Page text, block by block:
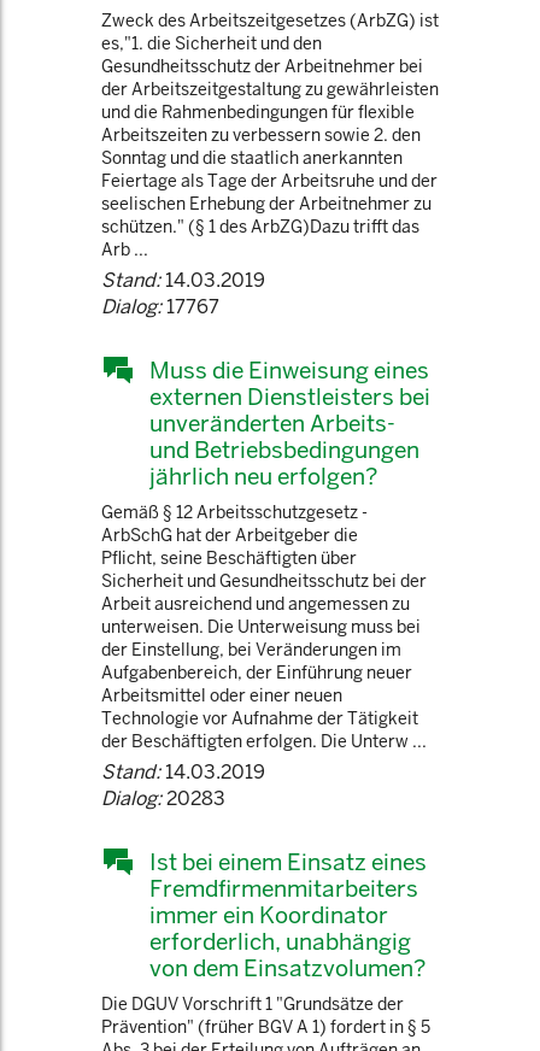
Zweck des Arbeitszeitgesetzes (ArbZG) ist
es,"1. die Sicherheit und den
Gesundheitsschutz der Arbeitnehmer bei
der Arbeitszeitgestaltung zu gewährleisten
und die Rahmenbedingungen für flexible
Arbeitszeiten zu verbessern sowie 2. den
Sonntag und die staatlich anerkannten
Feiertage als Tage der Arbeitsruhe und der
seelischen Erhebung der Arbeitnehmer zu
schützen." (§ 1 des ArbZG)Dazu trifft das
Arb ...
Stand:14.03.2019
Dialog:17767
Muss die Einweisung eines
externen Dienstleisters bei
unveränderten Arbeits-
und Betriebsbedingungen
jährlich neu erfolgen?
Gemäß § 12 Arbeitsschutzgesetz -
ArbSchG hat der Arbeitgeber die
Pflicht, seine Beschäftigten über
Sicherheit und Gesundheitsschutz bei der
Arbeit ausreichend und angemessen zu
unterweisen. Die Unterweisung muss bei
der Einstellung, bei Veränderungen im
Aufgabenbereich, der Einführung neuer
Arbeitsmittel oder einer neuen
Technologie vor Aufnahme der Tätigkeit
der Beschäftigten erfolgen. Die Unterw ...
Stand:14.03.2019
Dialog:20283
Ist bei einem Einsatz eines
Fremdfirmenmitarbeiters
immer ein Koordinator
erforderlich, unabhängig
von dem Einsatzvolumen?
Die DGUV Vorschrift 1 "Grundsätze der
Prävention" (früher BGV A 1) fordert in § 5